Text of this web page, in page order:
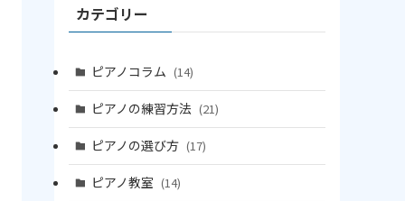
カテゴリー
ピアノコラム (14)
ピアノの練習方法 (21)
ピアノの選び方 (17)
ピアノ教室 (14)